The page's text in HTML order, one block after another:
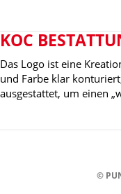
KOC
Das Logo ist eine
und Farbe klar
ausgestattet, um einen
©